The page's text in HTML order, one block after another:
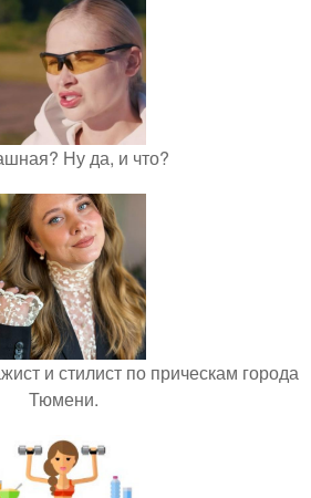
Ну да, и что?
и стилист по прическам города
Тюмени.